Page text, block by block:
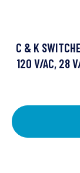
C & K
120 V/AC, 28